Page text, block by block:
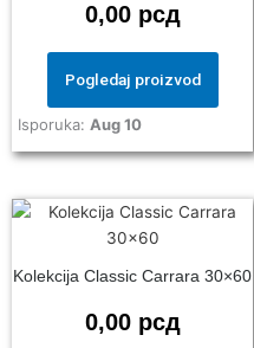
0,00 рсд
Pogledaj proizvod
Isporuka: Aug 10
Kolekcija Classic Carrara 30×60
0,00 рсд